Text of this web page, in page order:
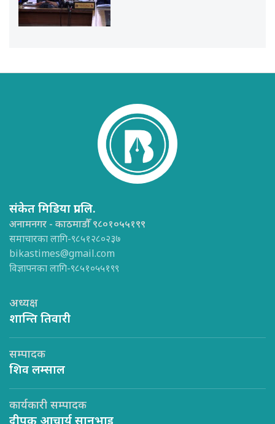
संकेत मिडिया प्रा.लि.
अनामनगर - काठमाडौँ ९८०१०५५१९९
समाचारका लागि-९८५१२८०२३७
bikastimes@gmail.com
विज्ञापनका लागि-९८५१०५५१९९
अध्यक्ष
शान्ति तिवारी
सम्पादक
शिव लम्साल
कार्यकारी सम्पादक